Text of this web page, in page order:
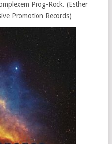
Prog-Rock. (Esther
Promotion Records)